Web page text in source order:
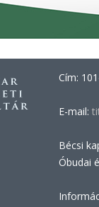
Cím:
E-mail:
Bécsi
Óbudai